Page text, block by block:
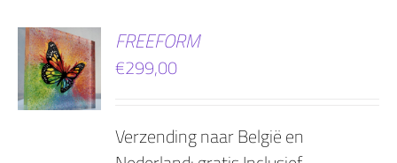
FREEFORM
€299,00
Verzending naar België en